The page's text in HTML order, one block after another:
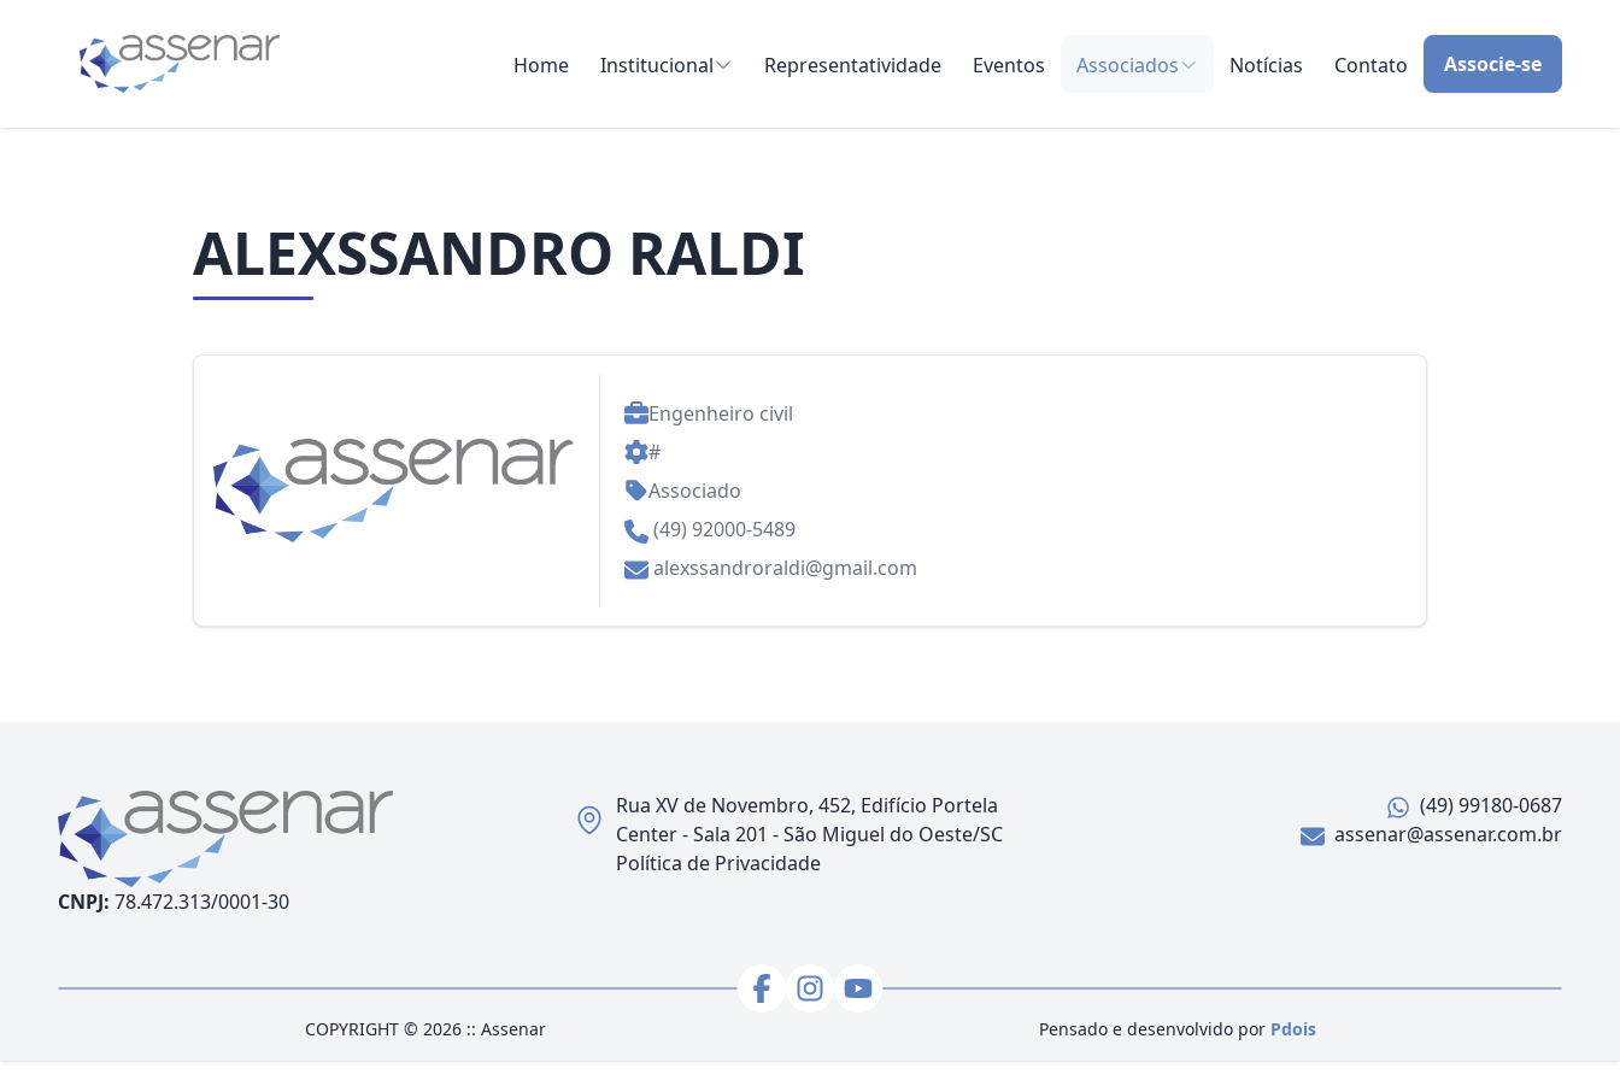
Home Institucional Representatividade Eventos Associados Notícias Contato Associe-se
ALEXSSANDRO RALDI
Engenheiro civil
#
Associado
(49) 92000-5489
alexssandroraldi@gmail.com
CNPJ: 78.472.313/0001-30
Rua XV de Novembro, 452, Edifício Portela
Center - Sala 201 - São Miguel do Oeste/SC
Política de Privacidade
(49) 99180-0687
assenar@assenar.com.br
COPYRIGHT © 2026 :: Assenar Pensado e desenvolvido por Pdois